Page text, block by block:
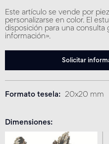
Este artículo se vende por
personalizarse en color. El
disposición para una consulta
información».
Solicitar
Formato tesela 20x20 mm
Dimensiones